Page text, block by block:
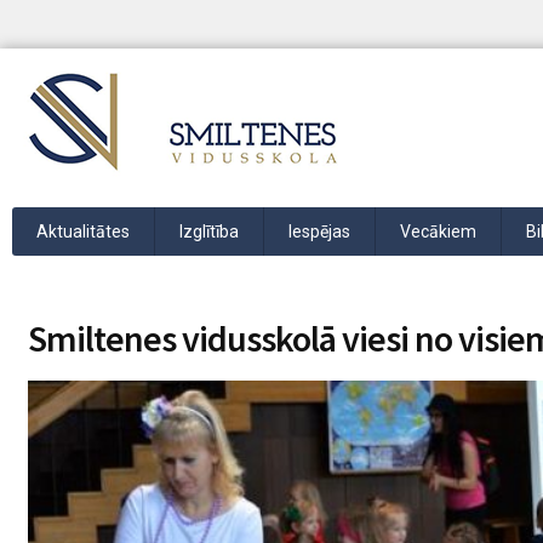
Aktualitātes Izglītība Iespējas Vecākiem
Smiltenes vidusskolā viesi no